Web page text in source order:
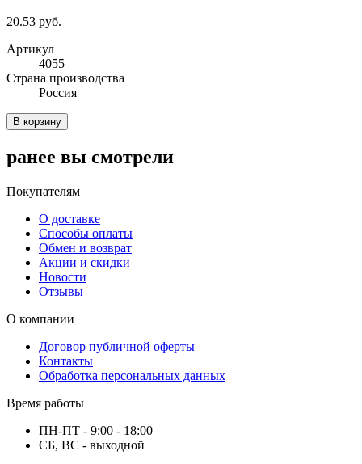
20.53 руб.
Артикул
4055
Cтрана производства
Россия
В корзину
ранее вы смотрели
Покупателям
О доставке
Способы оплаты
Обмен и возврат
Акции и скидки
Новости
Отзывы
О компании
Договор публичной оферты
Контакты
Обработка персональных данных
Время работы
ПН-ПТ - 9:00 - 18:00
СБ, ВС - выходной